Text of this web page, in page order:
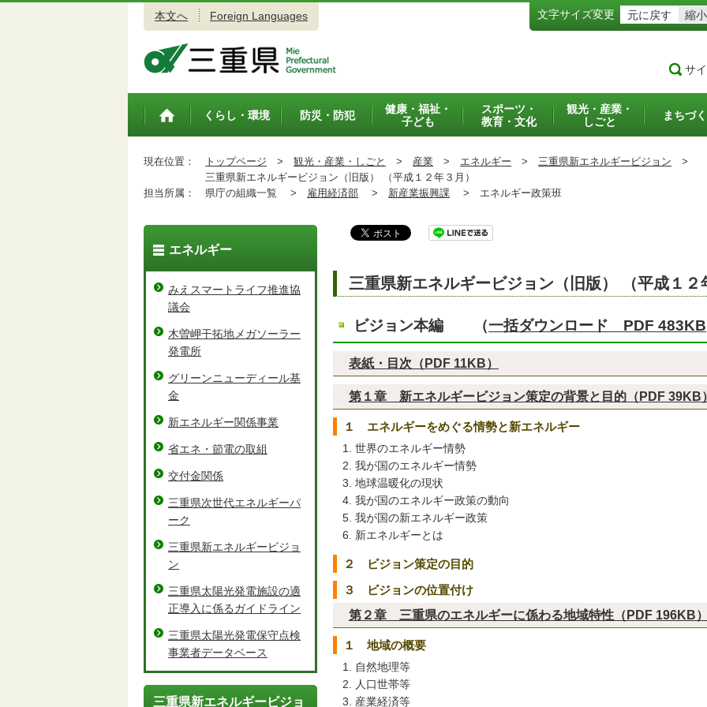
本文へ Foreign Languages 文字サイズ変更 元に戻す 縮小
サ
トップペ
くらし・環境 防災・防犯
健康・福祉・
子ども
スポーツ・
教育・文化
観光・産業・
しごと
まちづ
現在位置： トップページ > 観光・産業・しごと > 産業 > エネルギー > 三重県新エネルギービジョン >
三重県新エネルギービジョン（旧版） （平成１２年３月）
担当所属：
県庁の組織一覧 > 雇用経済部 > 新産業振興課 > エネルギー政策班
三重県新エネルギービジョン（旧版） （平成１２
ビジョン本編 （一括ダウンロード PDF 483KB
表紙・目次（PDF 11KB）
第１章 新エネルギービジョン策定の背景と目的（PDF 39KB
１ エネルギーをめぐる情勢と新エネルギー
世界のエネルギー情勢
我が国のエネルギー情勢
地球温暖化の現状
我が国のエネルギー政策の動向
我が国の新エネルギー政策
新エネルギーとは
２ ビジョン策定の目的
３ ビジョンの位置付け
第２章 三重県のエネルギーに係わる地域特性（PDF 196KB
１ 地域の概要
自然地理等
人口世帯等
産業経済等
エネルギー
みえスマートライフ推進協
議会
木曽岬干拓地メガソーラー
発電所
グリーンニューディール基
金
新エネルギー関係事業
省エネ・節電の取組
交付金関係
三重県次世代エネルギーパ
ーク
三重県新エネルギービジョ
ン
三重県太陽光発電施設の適
正導入に係るガイドライン
三重県太陽光発電保守点検
事業者データベース
三重県新エネルギービジョ